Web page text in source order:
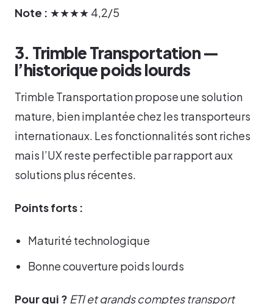
Note : ★★★★ 4,2/5
3. Trimble Transportation —
l’historique poids lourds
Trimble Transportation propose une solution
mature, bien implantée chez les transporteurs
internationaux. Les fonctionnalités sont riches
mais l’UX reste perfectible par rapport aux
solutions plus récentes.
Points forts :
Maturité technologique
Bonne couverture poids lourds
Pour qui ? ETI et grands comptes transport